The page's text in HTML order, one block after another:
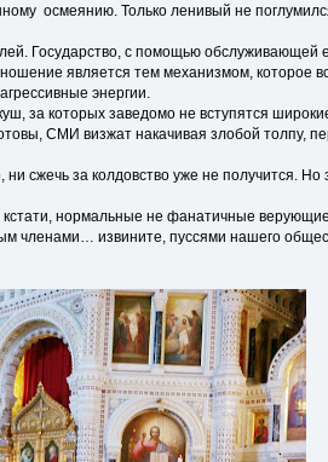
осмеянию. Только ленивый не
Государство, с помощью обслуживающей
является тем механизмом, которое
энергии.
за которых заведомо не вступятся
СМИ визжат накачивая злобой толпу,
ни сжечь за колдовство уже не получится.
кстати, нормальные не фанатичные
членами… извините, пуссями нашего